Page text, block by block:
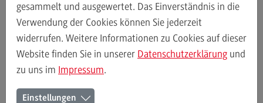
Kontakt
Weiterbildungsangebote für Unternehmen
Digitalisierung –
Zertifikatsprogramm
In einer Welt, die immer digitaler wird, ist es entscheidend,
gesammelt und ausgewertet. Das Einverständnis in die
Verwendung der Cookies können Sie jederzeit
widerrufen. Weitere Informationen zu Cookies auf dieser
Website finden Sie in unserer Datenschutzerklärung und
zu uns im Impressum.
Einstellungen